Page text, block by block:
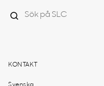
KONTAKT